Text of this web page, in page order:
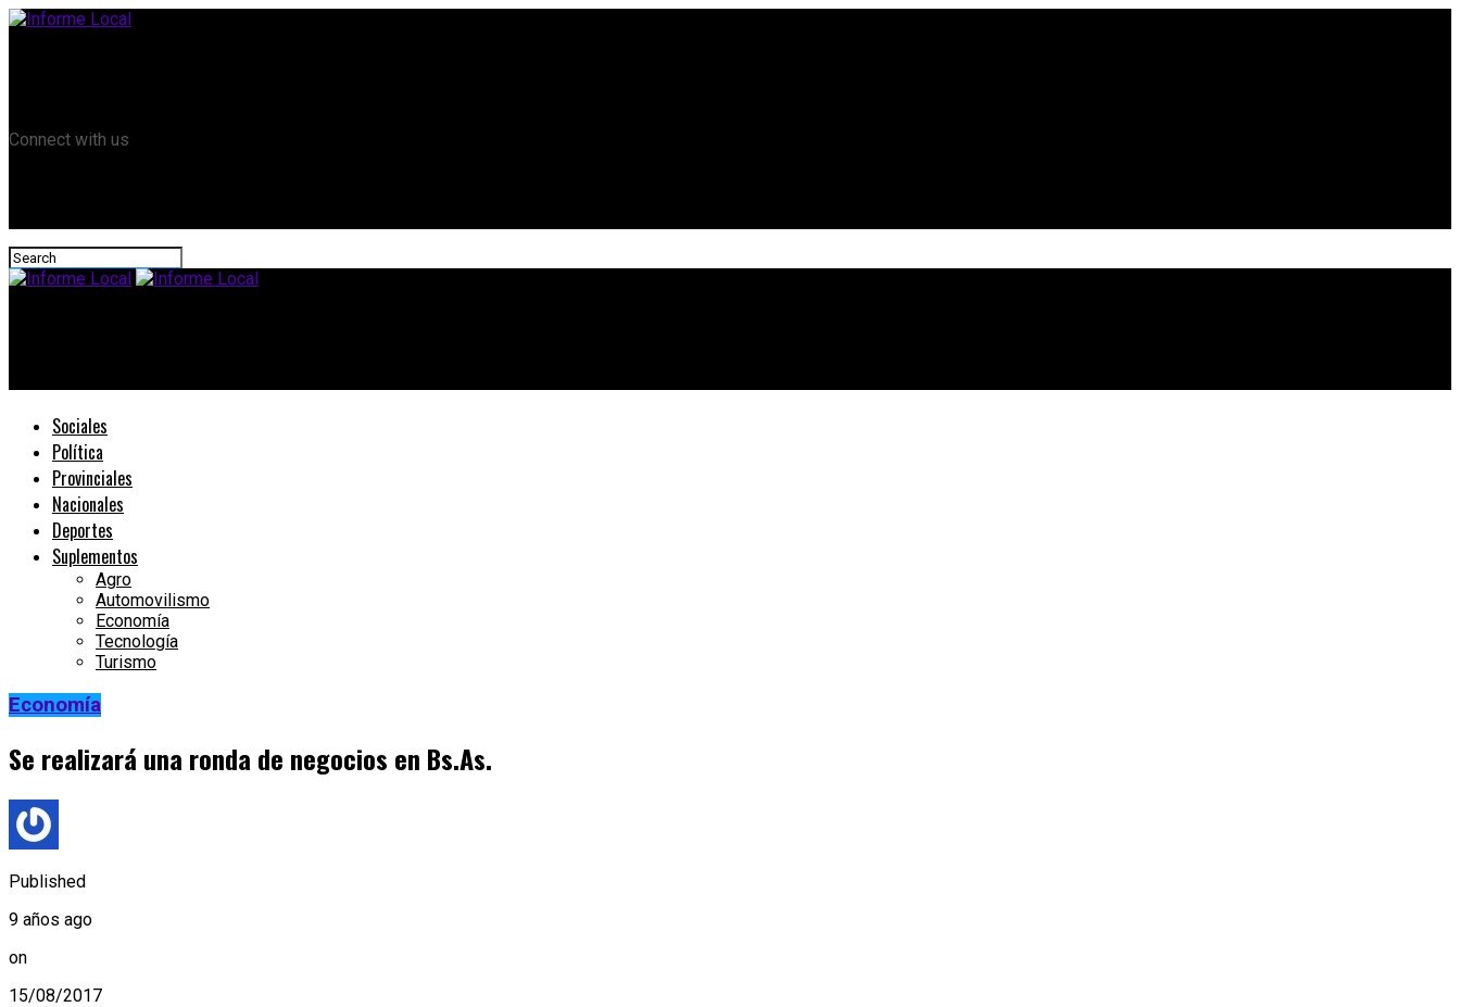
Connect with us
Sociales
Política
Provinciales
Nacionales
Deportes
Suplementos
Agro
Automovilismo
Economía
Tecnología
Turismo
Economía
Se realizará una ronda de negocios en Bs.As.
Published
9 años ago
on
15/08/2017